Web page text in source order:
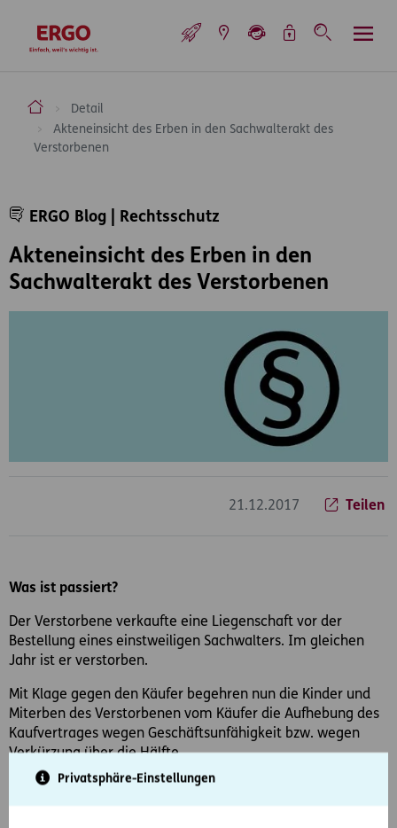
Privatsphäre-Einstellungen
zur Startseite
ERGO Versicherung Aktiengesellschaft
Detail
Akteneinsicht des Erben in den Sachwalterakt des
Verstorbenen
Akteneinsicht des Erben in den
Sachwalterakt des Verstorbenen
ERGO Blog | Rechtsschutz
21.12.2017 Teilen
Was ist passiert?
Der Verstorbene verkaufte eine Liegenschaft vor der
Bestellung eines einstweiligen Sachwalters. Im gleichen
Jahr ist er verstorben.
Mit Klage gegen den Käufer begehren nun die Kinder und
Miterben des Verstorbenen vom Käufer die Aufhebung des
Kaufvertrages wegen Geschäftsunfähigkeit bzw. wegen
Verkürzung über die Hälfte.
Vor dem Sachwaltergericht möchten sie deshalb auch die
Akteneinsicht in den Sachwalterschaftsakt haben.